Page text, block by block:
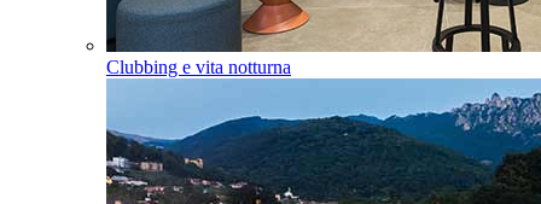
Clubbing e vita notturna